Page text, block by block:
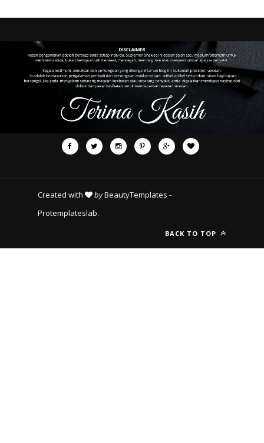
Created with byBeautyTemplates -
Protemplateslab.
BACK TO TOP